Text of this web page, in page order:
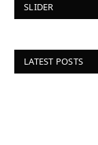
SLIDER
LATEST POSTS